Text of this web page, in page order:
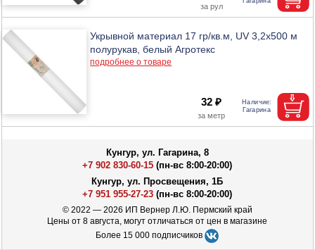
Укрывной материал 17 гр/кв.м, UV 3,2х500 м
полурукав, белый Агротекс
подробнее о товаре
32 ₽
Кунгур, ул. Гагарина, 8
+7 902 830-60-15 (пн-вс 8:00-20:00)
Кунгур, ул. Просвещения, 1Б
+7 951 955-27-23 (пн-вс 8:00-20:00)
© 2022 — 2026 ИП Вернер Л.Ю. Пермский край
Цены от 8 августа, могут отличаться от цен в магазине
Более 15 000 подписчиков